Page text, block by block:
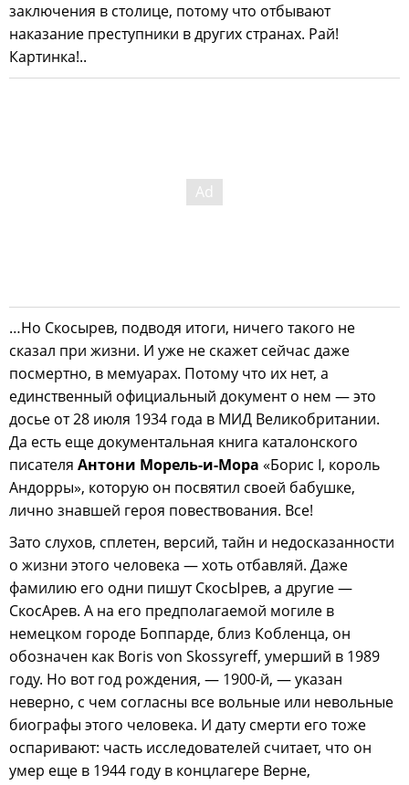
заключения в столице, потому что отбывают
наказание преступники в других странах. Рай!
Картинка!..
…Но Скосырев, подводя итоги, ничего такого не
сказал при жизни. И уже не скажет сейчас даже
посмертно, в мемуарах. Потому что их нет, а
единственный официальный документ о нем — это
досье от 28 июля 1934 года в МИД Великобритании.
Да есть еще документальная книга каталонского
писателя Антони Морель-и-Мора «Борис I, король
Андорры», которую он посвятил своей бабушке,
лично знавшей героя повествования. Все!
Зато слухов, сплетен, версий, тайн и недосказанности
о жизни этого человека — хоть отбавляй. Даже
фамилию его одни пишут СкосЫрев, а другие —
СкосАрев. А на его предполагаемой могиле в
немецком городе Боппарде, близ Кобленца, он
обозначен как Boris von Skossyreff, умерший в 1989
году. Но вот год рождения, — 1900-й, — указан
неверно, с чем согласны все вольные или невольные
биографы этого человека. И дату смерти его тоже
оспаривают: часть исследователей считает, что он
умер еще в 1944 году в концлагере Верне,